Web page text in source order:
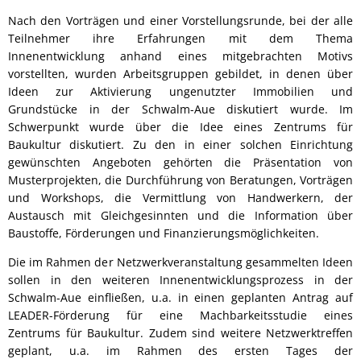
Nach den Vorträgen und einer Vorstellungsrunde, bei der alle
Teilnehmer ihre Erfahrungen mit dem Thema
Innenentwicklung anhand eines mitgebrachten Motivs
vorstellten, wurden Arbeitsgruppen gebildet, in denen über
Ideen zur Aktivierung ungenutzter Immobilien und
Grundstücke in der Schwalm-Aue diskutiert wurde. Im
Schwerpunkt wurde über die Idee eines Zentrums für
Baukultur diskutiert. Zu den in einer solchen Einrichtung
gewünschten Angeboten gehörten die Präsentation von
Musterprojekten, die Durchführung von Beratungen, Vorträgen
und Workshops, die Vermittlung von Handwerkern, der
Austausch mit Gleichgesinnten und die Information über
Baustoffe, Förderungen und Finanzierungsmöglichkeiten.
Die im Rahmen der Netzwerkveranstaltung gesammelten Ideen
sollen in den weiteren Innenentwicklungsprozess in der
Schwalm-Aue einfließen, u.a. in einen geplanten Antrag auf
LEADER-Förderung für eine Machbarkeitsstudie eines
Zentrums für Baukultur. Zudem sind weitere Netzwerktreffen
geplant, u.a. im Rahmen des ersten Tages der